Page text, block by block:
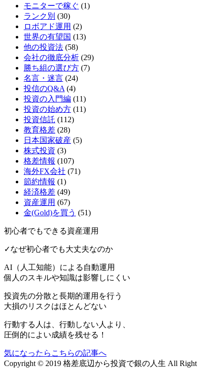
モニターで稼ぐ (1)
ランク別 (30)
ロボアド運用 (2)
世界の有望国 (13)
他の投資法 (58)
会社の徹底分析 (29)
勝ち組の選び方 (7)
名言・迷言 (24)
投信のQ&A (4)
投資の入門編 (11)
投資の始め方 (11)
投資信託 (112)
教育格差 (28)
日本国家破産 (5)
株式投資 (3)
格差情報 (107)
海外FX会社 (71)
節約情報 (1)
経済格差 (49)
資産運用 (67)
金(Gold)を買う (51)
初心者でもできる資産運用
✓なぜ初心者でも大丈夫なのか
AI（人工知能）による 自動運用
個人のスキルや知識は影響しにくい
投資先の分散と長期的運用を行う
大損のリスクはほとんどない
行動する人は、行動しない人より、
圧倒的によい成績を残せる！
気になったらこちらの記事へ
Copyright © 2019 格差底辺から投資で銀の人生 All Right